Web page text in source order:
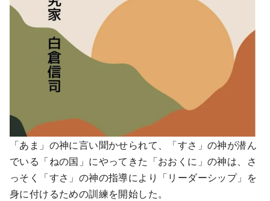
「あま」の神に言い聞かせられて、「すさ」の神が潜ん
でいる「ねの国」にやってきた「おおくに」の神は、さ
っそく「すさ」の神の指導により「リーダーシップ」を
身に付けるための訓練を開始した。